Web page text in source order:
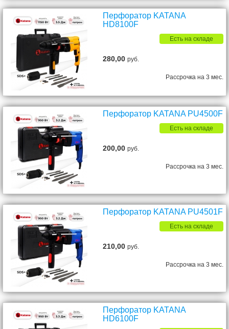
Перфоратор KATANA
HD8100F
Есть на складе
280,00руб.
Рассрочка на 3 мес.
Перфоратор KATANA PU4500F
Есть на складе
200,00руб.
Рассрочка на 3 мес.
Перфоратор KATANA PU4501F
Есть на складе
210,00руб.
Рассрочка на 3 мес.
Перфоратор KATANA
HD6100F